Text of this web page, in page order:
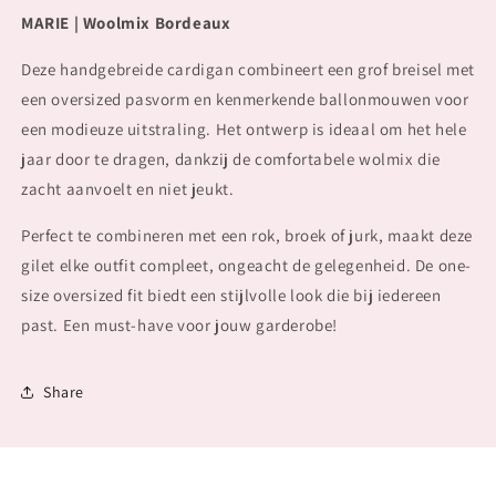
MARIE
MARIE
MARIE | Woolmix Bordeaux
Deze handgebreide cardigan combineert een grof breisel met
een oversized pasvorm en kenmerkende ballonmouwen voor
een modieuze uitstraling. Het ontwerp is ideaal om het hele
jaar door te dragen, dankzij de comfortabele wolmix die
zacht aanvoelt en niet jeukt.
Perfect te combineren met een rok, broek of jurk, maakt deze
gilet elke outfit compleet, ongeacht de gelegenheid. De one-
size oversized fit biedt een stijlvolle look die bij iedereen
past. Een must-have voor jouw garderobe!
Share